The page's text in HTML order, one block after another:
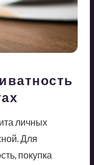
личных
Для
покупка